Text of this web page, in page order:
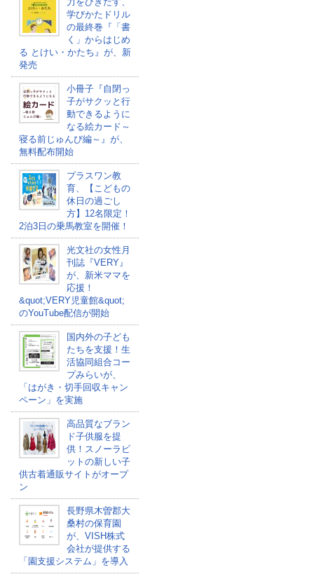
学びかたドリル
の最終巻『「書
く」からはじめ
る とけい・かたち』が、新
発売
小冊子『自閉っ
子がサクッと行
動できるように
なる絵カード～
寝る前じゅんび編～』が、
無料配布開始
プラスワン教
育、【こどもの
休日の過ごし
方】12名限定！
2泊3日の乗馬教室を開催！
光文社の女性月
刊誌『VERY』
が、新米ママを
応援！
&quot;VERY児童館&quot;
のYouTube配信が開始
国内外の子ども
たちを支援！生
活協同組合コー
プみらいが、
「はがき・切手回収キャン
ペーン」を実施
高品質なブラン
ド子供服を提
供！スノーラビ
ットの新しい子
供古着通販サイトがオープ
ン
長野県木曽郡大
桑村の保育園
が、VISH株式
会社が提供する
「園支援システム」を導入